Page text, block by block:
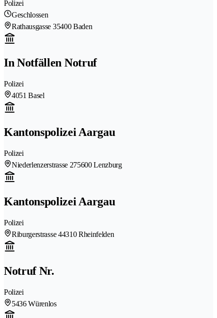
Polizei
Geschlossen
Rathausgasse 35400 Baden
In Notfällen Notruf
Polizei
4051 Basel
Kantonspolizei Aargau
Polizei
Niederlenzerstrasse 275600 Lenzburg
Kantonspolizei Aargau
Polizei
Riburgerstrasse 44310 Rheinfelden
Notruf Nr.
Polizei
5436 Würenlos